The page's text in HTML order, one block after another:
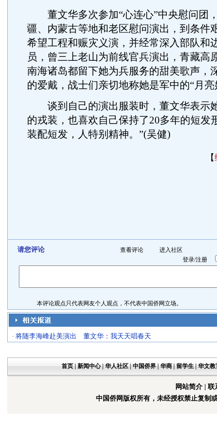
董文华多次参加“心连心”中央慰问团
疆、内蒙古等地和老区慰问演出，到条件
希望工程和赈灾义演，并经常深入部队和
员，曾三上老山为前线官兵演出，青藏高
南海诸岛都留下她为兵服务的甜美歌声，
的爱戴，战士们亲切地称她是军中的“月亮
谈到自己的演出服装时，董文华表示
的戎装，也喜欢自己保持了20多年的短发
装配短发，人特别精神。”(吴健)
【
请您评论 查看评论
进入社区
登录/注册
本评论观点只代表网友个人观点，不代表中国侨网立场。
· 将随李海峰赴美演出 董文华：我天天唱春天
首页| 新闻中心| 华人社区| 中国侨界| 华商| 留学生| 华文教
网站简介| 联
中国侨网版权所有，未经授权禁止复制